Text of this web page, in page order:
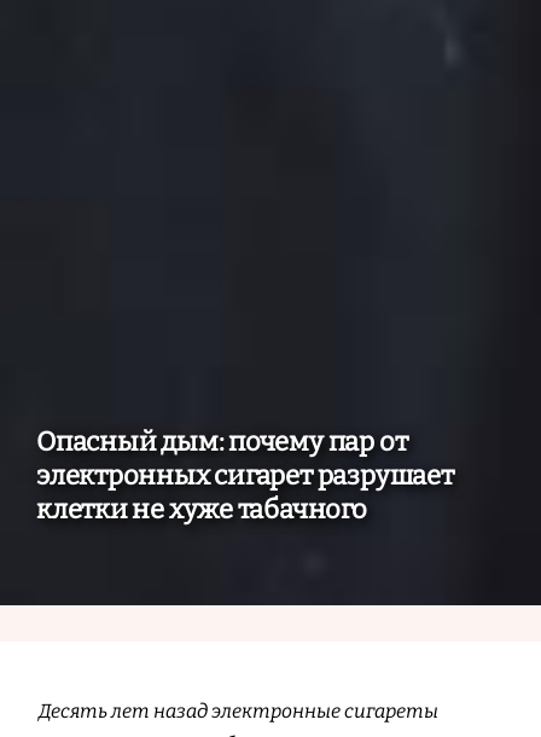
Опасный дым: почему пар от
электронных сигарет разрушает
клетки не хуже табачного
Десять лет назад электронные сигареты